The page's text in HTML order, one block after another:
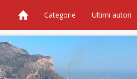
Categorie Ultimi autori